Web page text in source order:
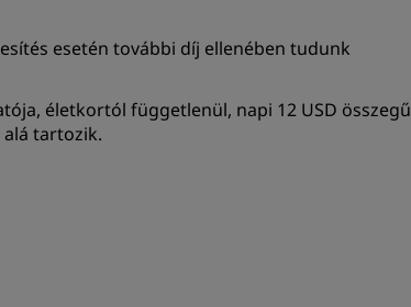
esetén további díj ellenében tudunk
életkortól függetlenül, napi 12 USD összegű
tartozik.